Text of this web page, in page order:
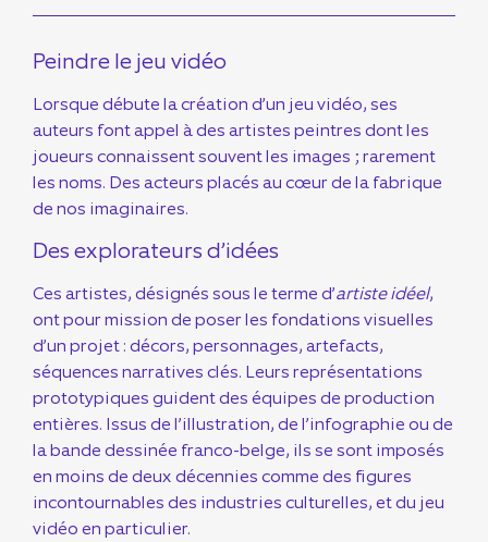
Peindre le jeu vidéo
Lorsque débute la création d’un jeu vidéo, ses
auteurs font appel à des artistes peintres dont les
joueurs connaissent souvent les images ; rarement
les noms. Des acteurs placés au cœur de la fabrique
de nos imaginaires.
Des explorateurs d’idées
Ces artistes, désignés sous le terme d’artiste idéel,
ont pour mission de poser les fondations visuelles
d’un projet : décors, personnages, artefacts,
séquences narratives clés. Leurs représentations
prototypiques guident des équipes de production
entières. Issus de l’illustration, de l’infographie ou de
la bande dessinée franco-belge, ils se sont imposés
en moins de deux décennies comme des figures
incontournables des industries culturelles, et du jeu
vidéo en particulier.